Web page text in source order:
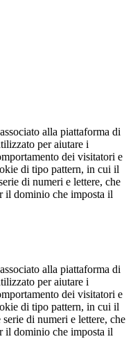
alla piattaforma di
per aiutare i
dei visitatori e
di tipo pattern, in cui il
di numeri e lettere, che
il dominio che imposta il
alla piattaforma di
per aiutare i
dei visitatori e
di tipo pattern, in cui il
di numeri e lettere, che
il dominio che imposta il